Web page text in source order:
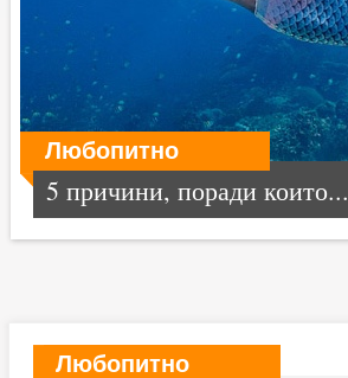
Любопитно
5 причини, поради които...
Любопитно